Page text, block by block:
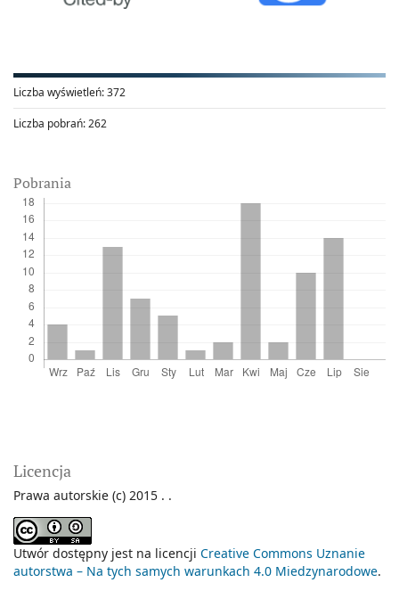
Liczba wyświetleń:372
Liczba pobrań:262
Pobrania
Licencja
Prawa autorskie (c) 2015 . .
Utwór dostępny jest na licencji Creative Commons Uznanie
autorstwa – Na tych samych warunkach 4.0 Miedzynarodowe.